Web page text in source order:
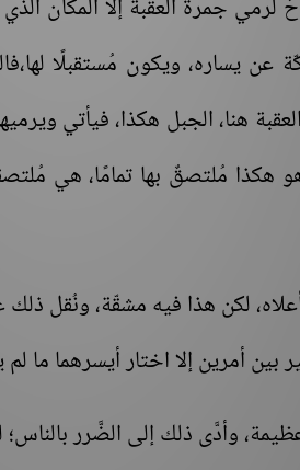
جمرة العقبة إلا المكان الذي
عن يساره، ويكون مُستقبلًا
هنا، الجبل هكذا، فيأتي
هكذا مُلتصقٌ بها تمامًا، هي
لكن هذا فيه مشقّة، ونُقل
أمرين إلا اختار أيسرهما ما لم
وأدَّى ذلك إلى الضَّرر بالناس؛